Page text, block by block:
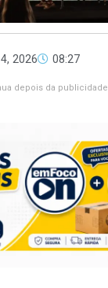
2026 08:27
depois da publicidade